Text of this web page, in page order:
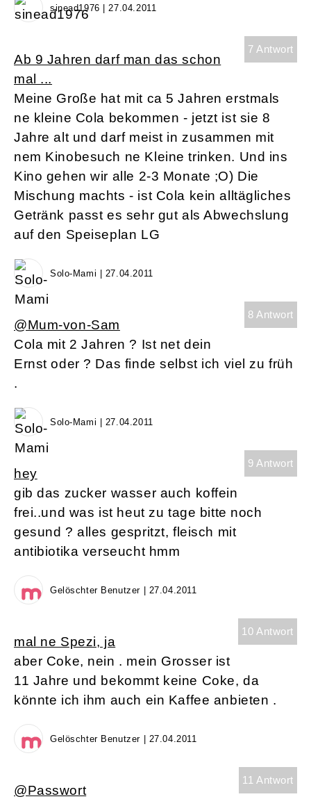
sinead1976 | 27.04.2011
7 Antwort
Ab 9 Jahren darf man das schon
mal ...
Meine Große hat mit ca 5 Jahren erstmals
ne kleine Cola bekommen - jetzt ist sie 8
Jahre alt und darf meist in zusammen mit
nem Kinobesuch ne Kleine trinken. Und ins
Kino gehen wir alle 2-3 Monate ;O) Die
Mischung machts - ist Cola kein alltägliches
Getränk passt es sehr gut als Abwechslung
auf den Speiseplan LG
Solo-Mami | 27.04.2011
8 Antwort
@Mum-von-Sam
Cola mit 2 Jahren ? Ist net dein
Ernst oder ? Das finde selbst ich viel zu früh
.
Solo-Mami | 27.04.2011
9 Antwort
hey
gib das zucker wasser auch koffein
frei..und was ist heut zu tage bitte noch
gesund ? alles gespritzt, fleisch mit
antibiotika verseucht hmm
Gelöschter Benutzer | 27.04.2011
10 Antwort
mal ne Spezi, ja
aber Coke, nein . mein Grosser ist
11 Jahre und bekommt keine Coke, da
könnte ich ihm auch ein Kaffee anbieten .
Gelöschter Benutzer | 27.04.2011
11 Antwort
@Passwort